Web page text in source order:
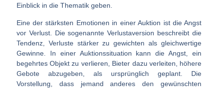
Einblick in die Thematik geben.
Eine der stärksten Emotionen in einer Auktion ist die Angst
vor Verlust. Die sogenannte Verlustaversion beschreibt die
Tendenz, Verluste stärker zu gewichten als gleichwertige
Gewinne. In einer Auktionssituation kann die Angst, ein
begehrtes Objekt zu verlieren, Bieter dazu verleiten, höhere
Gebote abzugeben, als ursprünglich geplant. Die
Vorstellung, dass jemand anderes den gewünschten